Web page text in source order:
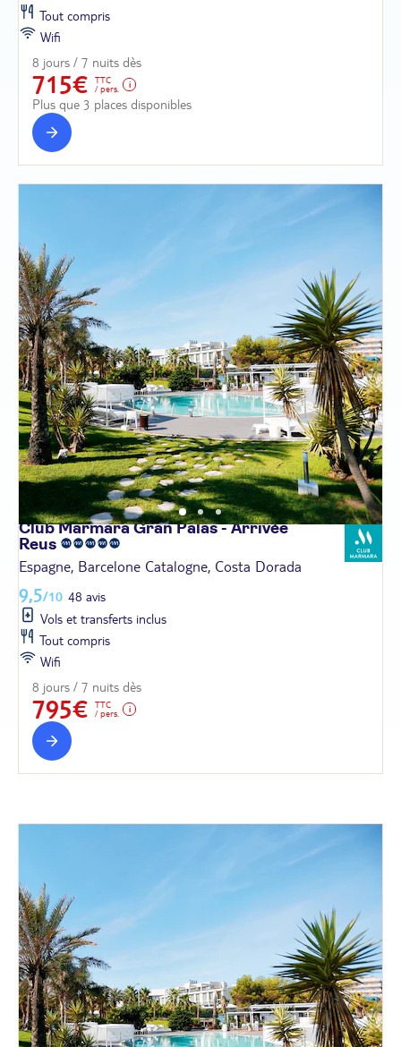
Tout compris
Wifi
8 jours / 7 nuits dès
715€
TTC
/ pers.
Plus que 3 places disponibles
Club Marmara Gran Palas - Arrivée
Reus
Espagne, Barcelone Catalogne, Costa Dorada
9,5/10 48 avis
Vols et transferts inclus
Tout compris
Wifi
8 jours / 7 nuits dès
795€
TTC
/ pers.